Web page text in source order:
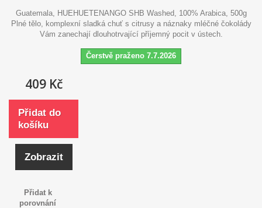
Guatemala, HUEHUETENANGO SHB Washed, 100% Arabica, 500g
Plné tělo, komplexní sladká chuť s citrusy a náznaky mléčné čokolády
Vám zanechají dlouhotrvající příjemný pocit v ústech.
Čerstvě praženo 7.7.2026
409 Kč
Přidat do
košíku
Zobrazit
Přidat k
porovnání